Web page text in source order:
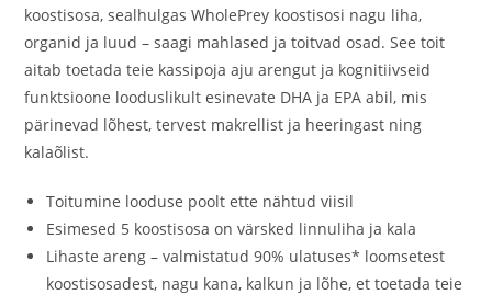
koostisosa, sealhulgas WholePrey koostisosi nagu liha,
organid ja luud – saagi mahlased ja toitvad osad. See toit
aitab toetada teie kassipoja aju arengut ja kognitiivseid
funktsioone looduslikult esinevate DHA ja EPA abil, mis
pärinevad lõhest, tervest makrellist ja heeringast ning
kalaõlist.
Toitumine looduse poolt ette nähtud viisil
Esimesed 5 koostisosa on värsked linnuliha ja kala
Lihaste areng – valmistatud 90% ulatuses* loomsetest
koostisosadest, nagu kana, kalkun ja lõhe, et toetada teie